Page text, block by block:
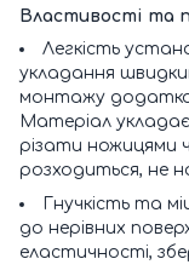
Властивості та
Легкість
укладання
монтажу
Матеріал
різати ножицями
розходиться, не
Гнучкість та
до нерівних
еластичності,